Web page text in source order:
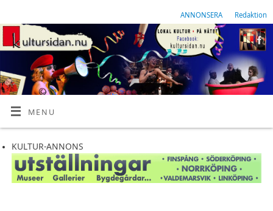
ANNONSERA Redaktion
MENU
KULTUR-ANNONS